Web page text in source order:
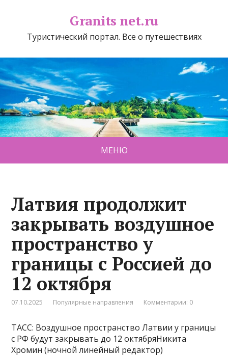
Granits net.ru
Туристический портал. Все о путешествиях
МЕНЮ
Латвия продолжит
закрывать воздушное
пространство у
границы с Россией до
12 октября
07.10.2025 Популярные направления Комментарии: 0
ТАСС: Воздушное пространство Латвии у границы
с РФ будут закрывать до 12 октябряНикита
Хромин (ночной линейный редактор)